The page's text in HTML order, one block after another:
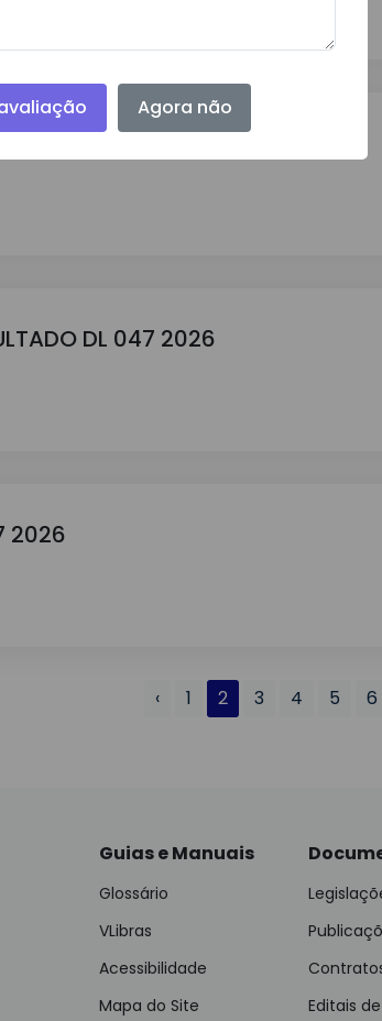
DL 047 2026
2026
‹ 1 2 3 4 5 6
Guias e Manuais
Glossário
VLibras
Acessibilidade
Mapa do Site
Editais
Agora não